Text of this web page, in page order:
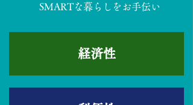
​SMARTな暮らしをお手伝い
​経済性